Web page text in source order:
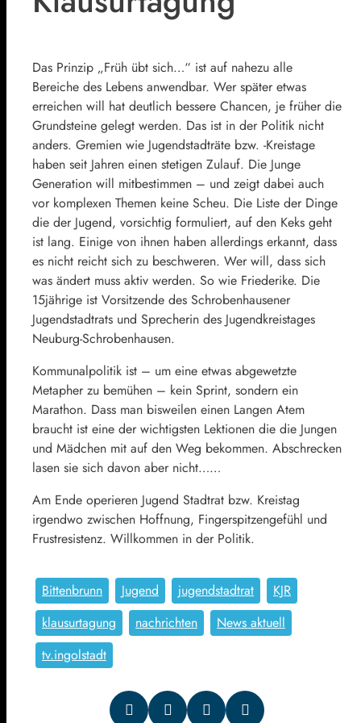
Das Prinzip „Früh übt sich…“ ist auf nahezu alle
Bereiche des Lebens anwendbar. Wer später etwas
erreichen will hat deutlich bessere Chancen, je früher die
Grundsteine gelegt werden. Das ist in der Politik nicht
anders. Gremien wie Jugendstadträte bzw. -Kreistage
haben seit Jahren einen stetigen Zulauf. Die Junge
Generation will mitbestimmen – und zeigt dabei auch
vor komplexen Themen keine Scheu. Die Liste der Dinge
die der Jugend, vorsichtig formuliert, auf den Keks geht
ist lang. Einige von ihnen haben allerdings erkannt, dass
es nicht reicht sich zu beschweren. Wer will, dass sich
was ändert muss aktiv werden. So wie Friederike. Die
15jährige ist Vorsitzende des Schrobenhausener
Jugendstadtrats und Sprecherin des Jugendkreistages
Neuburg-Schrobenhausen.
Kommunalpolitik ist – um eine etwas abgewetzte
Metapher zu bemühen – kein Sprint, sondern ein
Marathon. Dass man bisweilen einen Langen Atem
braucht ist eine der wichtigsten Lektionen die die Jungen
und Mädchen mit auf den Weg bekommen. Abschrecken
lasen sie sich davon aber nicht……
Am Ende operieren Jugend Stadtrat bzw. Kreistag
irgendwo zwischen Hoffnung, Fingerspitzengefühl und
Frustresistenz. Willkommen in der Politik.
Bittenbrunn Jugend jugendstadtrat
KJR
klausurtagung
nachrichten
News aktuell
tv.ingolstadt